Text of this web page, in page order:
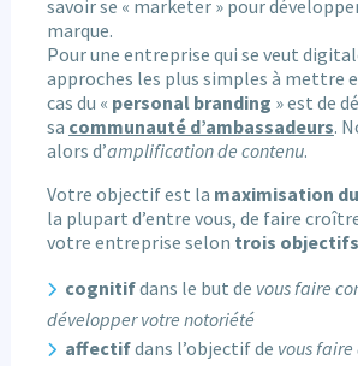
savoir se « marketer » pour
marque.
Pour une entreprise qui se veut
approches les plus simples à mettre
cas du « personal branding » est de
sa communauté d’ambassadeurs.
alors d’amplification de contenu.
Votre objectif est la maximisation
la plupart d’entre vous, de faire
votre entreprise selon trois objectifs
cognitifdans le but de vous faire
développer votre notoriété
affectifdans l’objectif de vous